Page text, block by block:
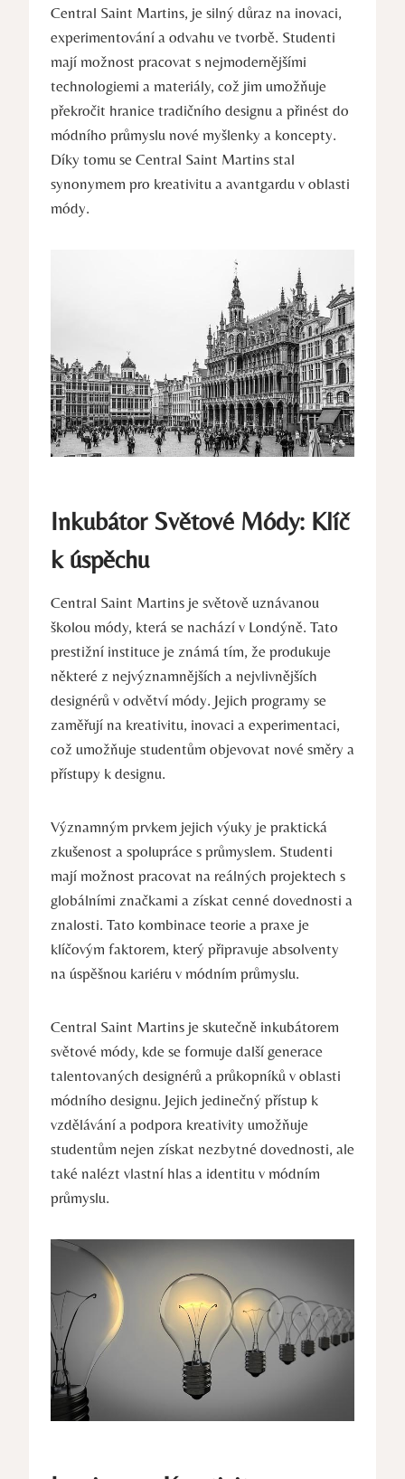
Central ‍Saint Martins, je silný ⁢důraz na inovaci,
experimentování a odvahu ve tvorbě. Studenti​
mají‌ možnost pracovat s nejmodernějšími
⁢technologiemi a materiály, což jim umožňuje
překročit hranice tradičního designu⁣ a přinést do
módního ⁢průmyslu nové myšlenky a koncepty.
Díky tomu se Central Saint Martins stal⁢
synonymem pro kreativitu a avantgardu v oblasti
módy.
Inkubátor ⁢Světové Módy: Klíč
k úspěchu
Central Saint Martins je světově⁤ uznávanou
školou ⁢módy, která se nachází v Londýně. ‌Tato
prestižní instituce je známá tím,⁣ že produkuje
⁢některé z nejvýznamnějších a nejvlivnějších
designérů v ⁣odvětví módy. Jejich‌ programy‍ se‍
zaměřují na kreativitu,⁢ inovaci a experimentaci,
což umožňuje studentům objevovat​ nové směry a
přístupy k designu.
Významným prvkem jejich výuky je praktická
zkušenost a spolupráce s průmyslem. Studenti
mají možnost⁤ pracovat⁣ na reálných projektech s
globálními značkami a získat cenné dovednosti a
znalosti. Tato⁢ kombinace teorie a‌ praxe je
klíčovým faktorem, který připravuje absolventy
na úspěšnou kariéru v módním průmyslu.
Central Saint Martins je skutečně inkubátorem
světové⁤ módy, kde se formuje ‌další generace
talentovaných designérů a průkopníků v oblasti
módního​ designu. ⁢Jejich ‍jedinečný přístup k
vzdělávání a ‍podpora kreativity umožňuje
studentům nejen získat nezbytné dovednosti, ale
také nalézt⁤ vlastní ⁣hlas a identitu v módním
průmyslu.